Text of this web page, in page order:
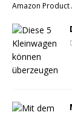
Amazon Product